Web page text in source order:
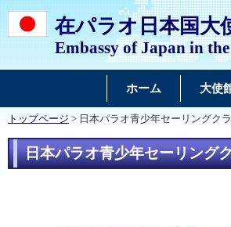
在パラオ日本国大
Embassy of Japan in
ホーム 大使
トップページ > 日本パラオ青少年セーリングク
日本パラオ青少年セーリング